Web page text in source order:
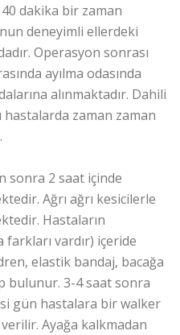
dakika bir zaman
deneyimli ellerdeki
Operasyon sonrası
ayılma odasında
alınmaktadır. Dahili
hastalarda zaman zaman
sonra 2 saat içinde
Ağrı ağrı kesicilerle
Hastaların
vardır) içeride
elastik bandaj, bacağa
bulunur. 3-4 saat sonra
gün hastalara bir walker
Ayağa kalkmadan